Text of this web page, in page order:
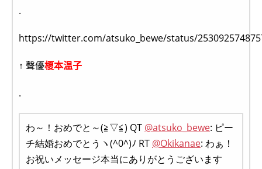
.
https://twitter.com/atsuko_bewe/status/
↑ 聲優榎本温子
.
わ～！おめでと～(≧▽≦) QT @atsuko_bewe: ピー
チ結婚おめでとうヽ(^0^)ﾉ RT @Okikanae: わぁ！
お祝いメッセージ本当にありがとうございます